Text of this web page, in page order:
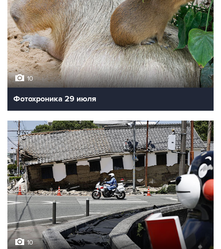
10
Фотохроника 29 июля
10